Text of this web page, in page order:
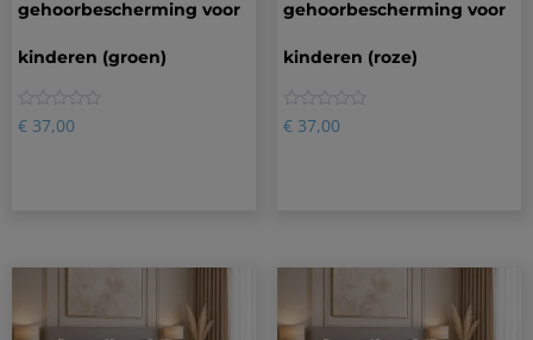
gehoorbescherming voor
kinderen (groen)
0
€ 37,00
gehoorbescherming voor
kinderen (roze)
0
€37,00